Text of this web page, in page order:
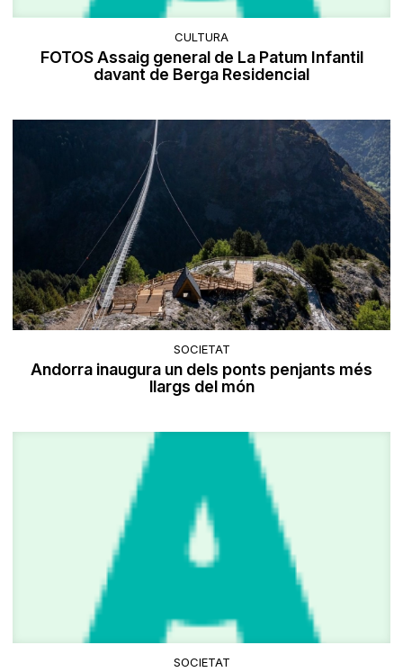
CULTURA
FOTOS Assaig general de La Patum Infantil
davant de Berga Residencial
SOCIETAT
Andorra inaugura un dels ponts penjants més
llargs del món
SOCIETAT